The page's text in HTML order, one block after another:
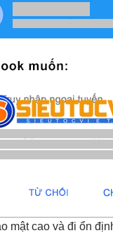
mật cao và điổn